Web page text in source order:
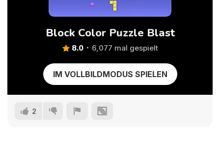
Block Color Puzzle Blast
8.0 6,077 mal gespielt
IM VOLLBILDMODUS SPIELEN
2